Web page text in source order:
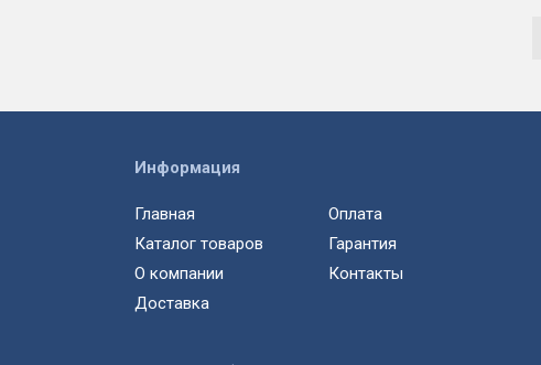
Информация
Главная
Каталог товаров
О компании
Доставка
Оплата
Гарантия
Контакты